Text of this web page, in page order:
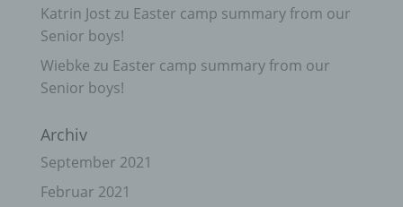
Katrin Jost zu Easter camp summary from our
Senior boys!
Wiebke zu Easter camp summary from our
Senior boys!
Archiv
September 2021
Februar 2021